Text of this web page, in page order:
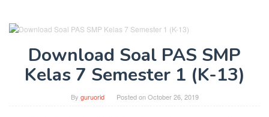
Download Soal PAS SMP
Kelas 7 Semester 1 (K-13)
By guruorid Posted onOctober 26, 2019